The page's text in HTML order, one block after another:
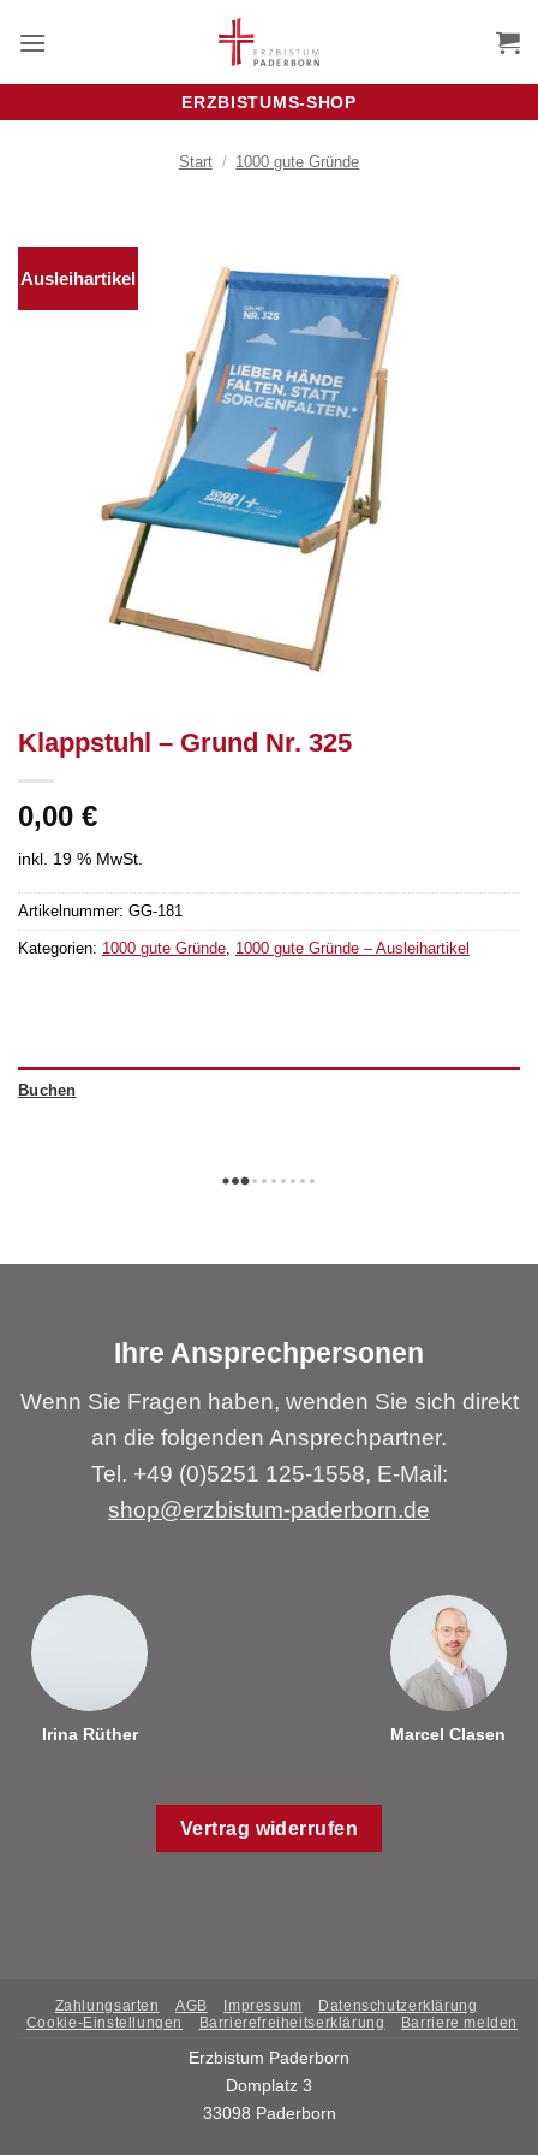
Inhalt
ERZBISTUMS-SHOP
Start / 1000 gute Gründe
Ausleihartikel
Klappstuhl – Grund Nr. 325
0,00 €
inkl. 19 % MwSt.
Artikelnummer: GG-181
Kategorien: 1000 gute Gründe, 1000 gute Gründe – Ausleihartikel
Buchen
Ihre Ansprechpersonen
Wenn Sie Fragen haben, wenden Sie sich direkt
an die folgenden Ansprechpartner.
Tel. +49 (0)5251 125-1558, E-Mail:
shop@erzbistum-paderborn.de
Irina Rüther Marcel Clasen
Vertrag widerrufen
Zahlungsarten AGB Impressum
Datenschutzerklärung
Cookie-Einstellungen
Barrierefreiheitserklärung Barriere melden
Erzbistum Paderborn
Domplatz 3
33098 Paderborn